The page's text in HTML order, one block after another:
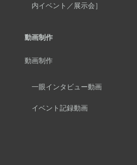
内イベント／展示会］
動画制作
動画制作
一眼インタビュー動画
イベント記録動画